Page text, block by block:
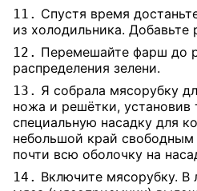
11. Спустя время
из холодильника. Добавьте
12. Перемешайте фарш до
распределения зелени.
13. Я собрала мясорубку
ножа и решётки, установив
специальную насадку для
небольшой край свободным
почти всю оболочку на
14. Включите мясорубку. В